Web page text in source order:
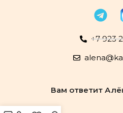
+7 923
Вам ответит